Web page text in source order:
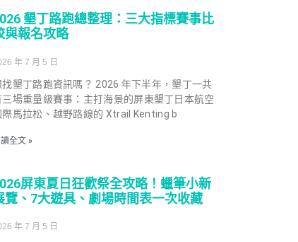
墾丁路跑總整理：三大指標賽事比
與報名攻略
年 7 月 5 日
找墾丁路跑資訊嗎？ 2026 年下半年，墾丁一共
三場重量級賽事：主打海景的屏東墾丁日本航空
際馬拉松、越野路線的 Xtrail Kenting b
讀全文 »
屏東夏日狂歡祭全攻略！蠟筆小新
覽、7大遊具、劇場時間表一次收藏
年 7 月 5 日